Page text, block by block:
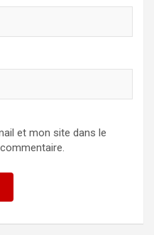
et mon site dans le